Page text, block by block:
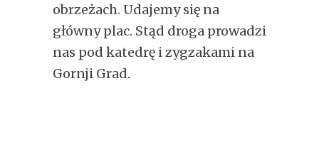
obrzeżach. Udajemy się na
główny plac. Stąd droga prowadzi
nas pod katedrę i zygzakami na
Gornji Grad.